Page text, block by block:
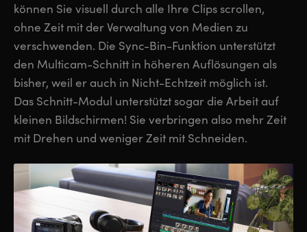
United States
United States
können Sie visuell durch alle Ihre Clips scrollen,
ohne Zeit mit der Verwaltung von Medien zu
verschwenden. Die Sync-Bin-Funktion unterstützt
den Multicam-Schnitt in höheren Auflösungen als
bisher, weil er auch in Nicht-Echtzeit möglich ist.
Das Schnitt-Modul unterstützt sogar die Arbeit auf
kleinen Bildschirmen! Sie verbringen also mehr Zeit
mit Drehen und weniger Zeit mit Schneiden.